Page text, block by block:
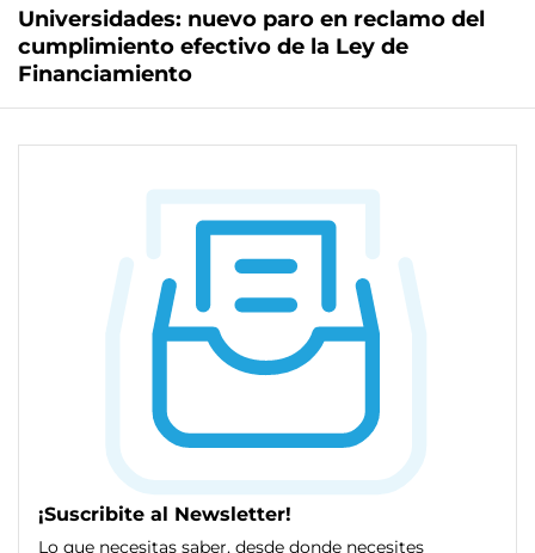
Universidades: nuevo paro en reclamo del
cumplimiento efectivo de la Ley de
Financiamiento
¡Suscribite al Newsletter!
Lo que necesitas saber, desde donde necesites